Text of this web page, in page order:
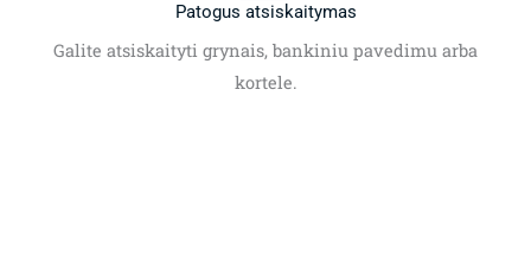
Patogus atsiskaitymas
Galite atsiskaityti grynais, bankiniu pavedimu arba
kortele.